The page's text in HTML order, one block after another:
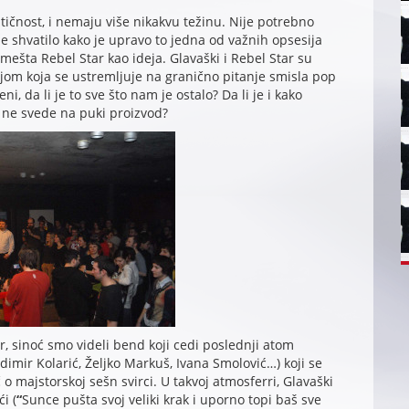
i nemaju više nikakvu težinu. Nije potrebno
shvatilo kako je upravo to jedna od važnih opsesija
Rebel Star kao ideja. Glavaški i Rebel Star su
koja se ustremljuje na granično pitanje smisla pop
da li je to sve što nam je ostalo? Da li je i kako
svede na puki proizvod?
sinoć smo videli bend koji cedi poslednji atom
Kolarić, Željko Markuš, Ivana Smolović…) koji se
majstorskoj sešn svirci. U takvoj atmosferri, Glavaški
(“Sunce pušta svoj veliki krak i uporno topi baš sve